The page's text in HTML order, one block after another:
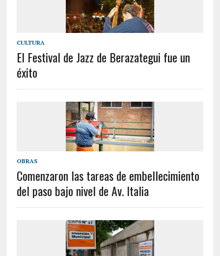
CULTURA
El Festival de Jazz de Berazategui fue un
éxito
OBRAS
Comenzaron las tareas de embellecimiento
del paso bajo nivel de Av. Italia